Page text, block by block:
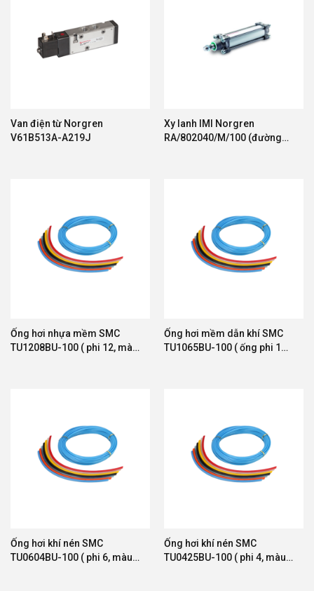
Van điện từ Norgren
V61B513A-A219J
Xy lanh IMI Norgren
RA/802040/M/100 (đường
Ống hơi nhựa mềm SMC
TU1208BU-100 ( phi 12, màu
Ống hơi mềm dẫn khí SMC
TU1065BU-100 ( ống phi 10,
Ống hơi khí nén SMC
TU0604BU-100 ( phi 6, màu
Ống hơi khí nén SMC
TU0425BU-100 ( phi 4, màu